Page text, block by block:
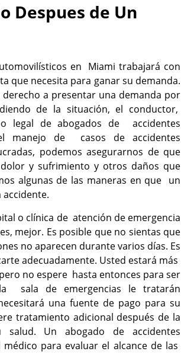
Despues de Un
en Miami trabajará con
que necesita para ganar su demanda.
a presentar una demanda por
de la situación, el conductor,
legal de abogados de accidentes
manejo de casos de accidentes
podemos asegurarnos de que
y sufrimiento y otros daños que
algunas de las maneras en que un
o clínica de atención de emergencia
mejor. Es posible que no sientas que
no aparecen durante varios días. Es
adecuadamente. Usted estará más
no espere hasta entonces para ser
sala de emergencias le tratarán
una fuente de pago para su
tratamiento adicional después de la
Un abogado de accidentes
para evaluar el alcance de las